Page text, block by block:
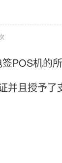
POS机的
并且授予了